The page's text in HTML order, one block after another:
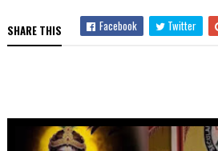
SHARE THIS Facebook Twitter